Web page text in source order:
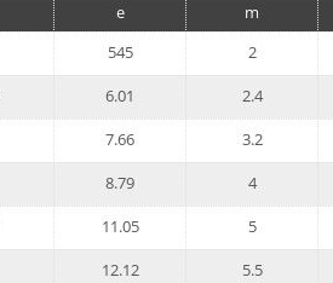
e m
545 2
6.01 2.4
7.66 3.2
8.79 4
11.05 5
12.12 5.5